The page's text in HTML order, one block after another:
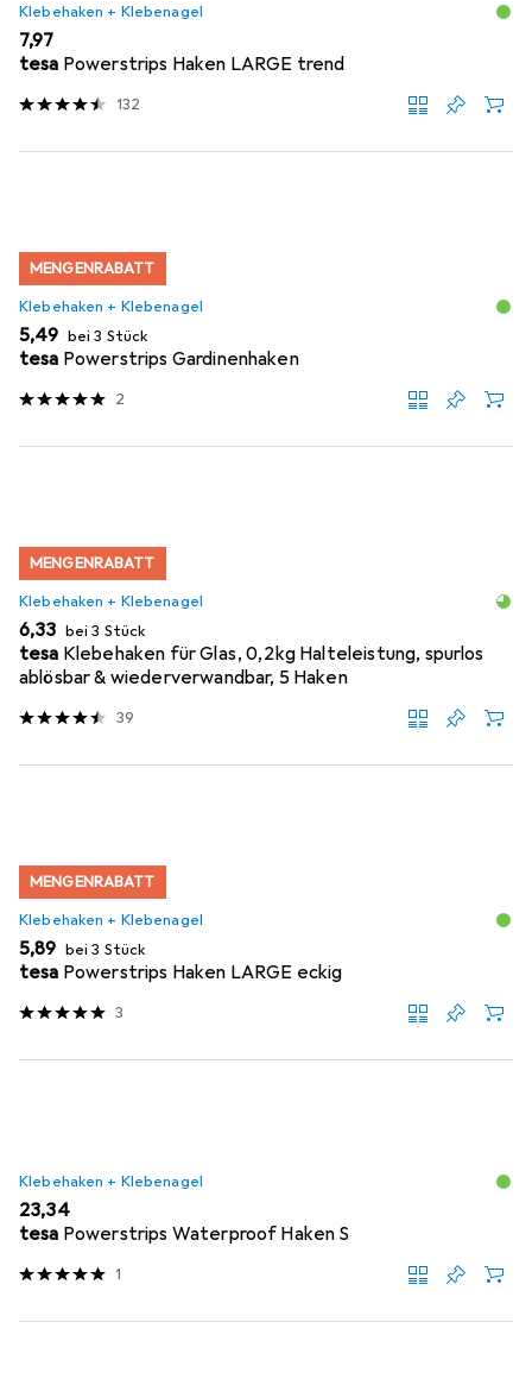
Klebehaken + Klebenagel
EUR
7,97
tesa Powerstrips Haken LARGE trend
132
MENGENRABATT
Klebehaken + Klebenagel
EUR
5,49 bei 3 Stück
tesa Powerstrips Gardinenhaken
2
MENGENRABATT
Klebehaken + Klebenagel
EUR
6,33 bei 3 Stück
tesa Klebehaken für Glas, 0,2kg Halteleistung, spurlos
ablösbar & wiederverwandbar, 5 Haken
39
MENGENRABATT
Klebehaken + Klebenagel
EUR
5,89 bei 3 Stück
tesa Powerstrips Haken LARGE eckig
3
Klebehaken + Klebenagel
EUR
23,34
tesa Powerstrips Waterproof Haken S
1